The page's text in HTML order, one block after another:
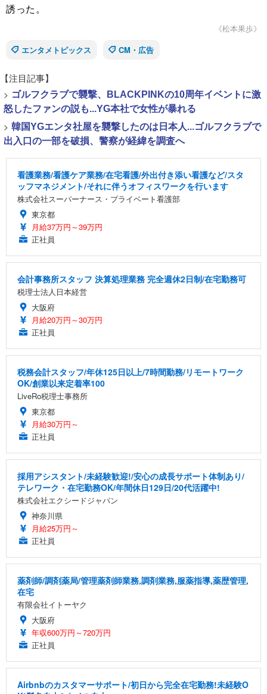
誘った。
《松本果歩》
エンタメトピックス
CM・広告
【注目記事】
> ゴルフクラブで襲撃、BLACKPINKの10周年イベントに激
怒したファンの説も...YG本社で女性が暴れる
> 韓国YGエンタ社屋を襲撃したのは日本人...ゴルフクラブで
出入口の一部を破損、警察が経緯を調査へ
看護業務/看護ケア業務/在宅看護/外出付き添い看護など/スタ
ッフマネジメント/それに伴うオフィスワークを行います
株式会社スーパーナース・プライベート看護部
東京都
月給37万円～39万円
正社員
会計事務所スタッフ 決算処理業務 完全週休2日制/在宅勤務可
税理士法人日本経営
大阪府
月給20万円～30万円
正社員
税務会計スタッフ/年休125日以上/7時間勤務/リモートワーク
OK/創業以来定着率100
LiveRo税理士事務所
東京都
月給30万円～
正社員
採用アシスタント/未経験歓迎!/安心の成長サポート体制あり/
テレワーク・在宅勤務OK/年間休日129日/20代活躍中!
株式会社エクシードジャパン
神奈川県
月給25万円～
正社員
薬剤師/調剤薬局/管理薬剤師業務,調剤業務,服薬指導,薬歴管理,
在宅
有限会社イトーヤク
大阪府
年収600万円～720万円
正社員
Airbnbのカスタマーサポート/初日から完全在宅勤務!未経験O